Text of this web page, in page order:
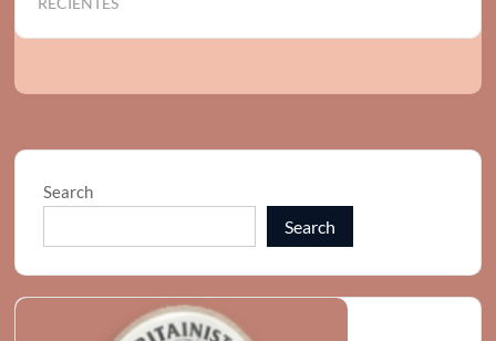
Search
Search